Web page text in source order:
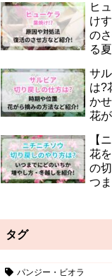
ヒ
け
の
る
サ
は?
か
花
【
花
の
つ
タグ
パンジー・ビオラ